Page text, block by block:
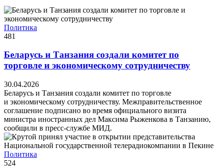
Политика
481
Беларусь и Танзания создали комитет по
торговле и экономическому сотрудничеству
30.04.2026
Беларусь и Танзания создали комитет по торговле
и экономическому сотрудничеству. Межправительственное
соглашение подписано во время официального визита
министра иностранных дел Максима Рыженкова в Танзанию,
сообщили в пресс-службе МИД.
Политика
524